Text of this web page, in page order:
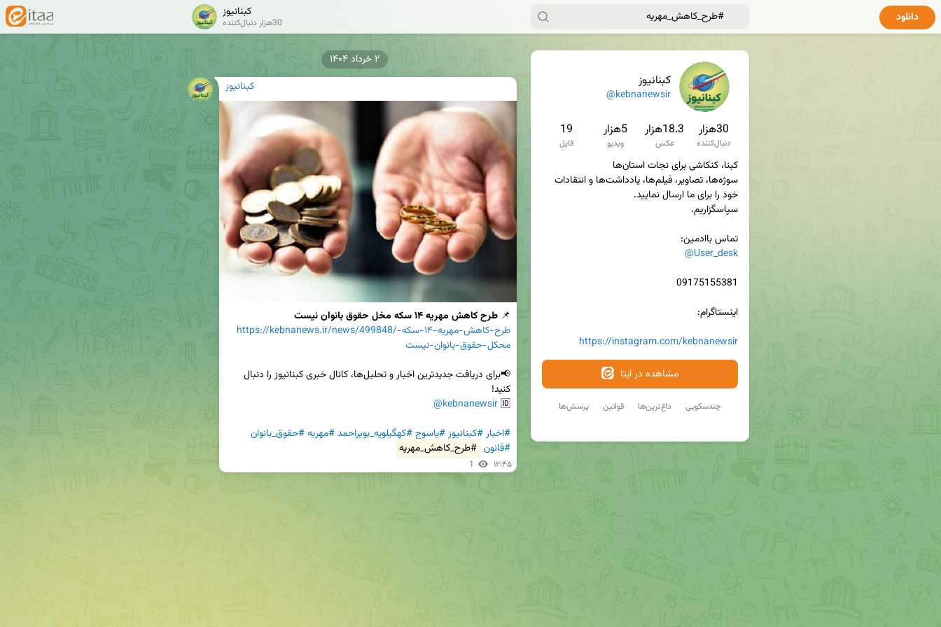
کبنانیوز
@kebnanewsir
30هزار
دنبال‌کننده
18.3هزار
عکس
5هزار
ویدیو
19
فایل
تماس باادمین‌:
@User_desk
https://instagram.com/kebnanewsir
مشاهده در ایتا
پرسش‌ها قوانین داغ‌ترین‌ها چندسکویی
کبنانیوز
30هزار دنبال‌کننده دانلود
کبنانیوز
📌 طرح کاهش مهریه ۱۴ سکه مخل حقوق بانوان نیست
https://kebnanews.ir/news/499848/طرح-کاهش-مهریه-۱۴-سکه-
محکل-حقوق-بانوان-نیست
🆔
@kebnanewsir
#اخبار#کبنانیوز#یاسوج#کهگیلویه_بویراحمد#مهریه#حقوق_بانوان
#قانون #طرح_کاهش_مهریه
1 ۱۲:۴۵
۲ خرداد ۱۴۰۴